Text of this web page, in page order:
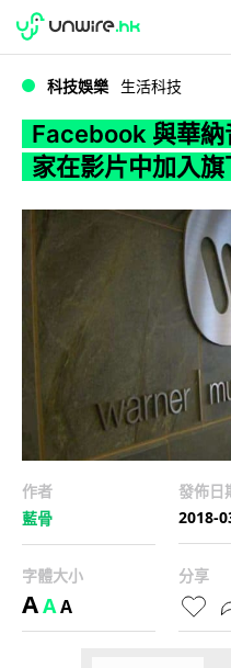
WWDC 2026
科技娛樂 生活科技
Facebook 與華納
家在影片中加入旗
作者
藍骨
發佈日
2018-
字體大小
AAA
分享